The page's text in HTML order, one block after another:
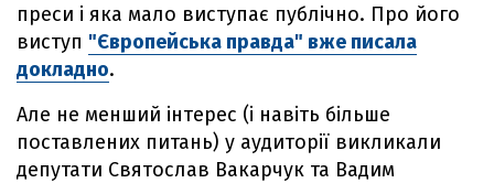
преси і яка мало виступає публічно. Про його
виступ "Європейська правда" вже писала
докладно.
Але не менший інтерес (і навіть більше
поставлених питань) у аудиторії викликали
депутати Святослав Вакарчук та Вадим